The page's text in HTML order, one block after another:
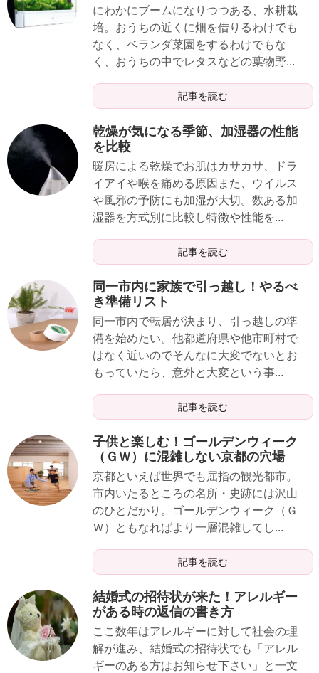
にわかにブームになりつつある、水耕栽
培。おうちの近くに畑を借りるわけでも
なく、ベランダ菜園をするわけでもな
く、おうちの中でレタスなどの葉物野...
記事を読む
乾燥が気になる季節、加湿器の性能
を比較
暖房による乾燥でお肌はカサカサ、ドラ
イアイや喉を痛める原因また、ウイルス
や風邪の予防にも加湿が大切。数ある加
湿器を方式別に比較し特徴や性能を...
記事を読む
同一市内に家族で引っ越し！やるべ
き準備リスト
同一市内で転居が決まり、引っ越しの準
備を始めたい。他都道府県や他市町村で
はなく近いのでそんなに大変でないとお
もっていたら、意外と大変という事...
記事を読む
子供と楽しむ！ゴールデンウィーク
（ＧＷ）に混雑しない京都の穴場
京都といえば世界でも屈指の観光都市。
市内いたるところの名所・史跡には沢山
のひとだかり。ゴールデンウィーク（Ｇ
Ｗ）ともなればより一層混雑してし...
記事を読む
結婚式の招待状が来た！アレルギー
がある時の返信の書き方
ここ数年はアレルギーに対して社会の理
解が進み、結婚式の招待状でも「アレル
ギーのある方はお知らせ下さい」と一文